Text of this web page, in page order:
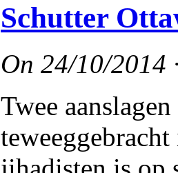
Schutter
On 24/10/2014
Twee